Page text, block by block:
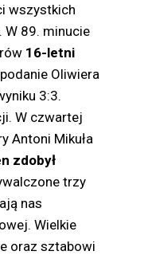
wszystkich
W 89. minucie
16-letni
Oliwiera
3:3.
W czwartej
Antoni Mikuła
zdobył
trzy
nas
Wielkie
oraz sztabowi